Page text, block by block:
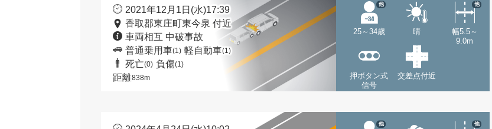
2021年12月1日(水)17:39
香取郡東庄町東今泉 付近
車両相互 中破事故
普通乗用車(1) 軽自動車(1)
死亡(0) 負傷(1)
距離838m
25～34歳
他
晴
幅5.5～
9.0m
他
押ボタン式
信号
交差点付近
他 他